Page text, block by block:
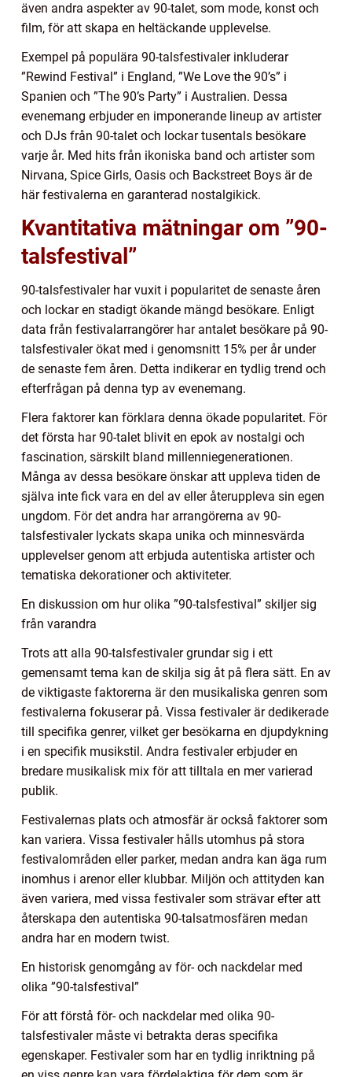
även andra aspekter av 90-talet, som mode, konst och
film, för att skapa en heltäckande upplevelse.
Exempel på populära 90-talsfestivaler inkluderar
”Rewind Festival” i England, ”We Love the 90’s” i
Spanien och ”The 90’s Party” i Australien. Dessa
evenemang erbjuder en imponerande lineup av artister
och DJs från 90-talet och lockar tusentals besökare
varje år. Med hits från ikoniska band och artister som
Nirvana, Spice Girls, Oasis och Backstreet Boys är de
här festivalerna en garanterad nostalgikick.
Kvantitativa mätningar om ”90-
talsfestival”
90-talsfestivaler har vuxit i popularitet de senaste åren
och lockar en stadigt ökande mängd besökare. Enligt
data från festivalarrangörer har antalet besökare på 90-
talsfestivaler ökat med i genomsnitt 15% per år under
de senaste fem åren. Detta indikerar en tydlig trend och
efterfrågan på denna typ av evenemang.
Flera faktorer kan förklara denna ökade popularitet. För
det första har 90-talet blivit en epok av nostalgi och
fascination, särskilt bland millenniegenerationen.
Många av dessa besökare önskar att uppleva tiden de
själva inte fick vara en del av eller återuppleva sin egen
ungdom. För det andra har arrangörerna av 90-
talsfestivaler lyckats skapa unika och minnesvärda
upplevelser genom att erbjuda autentiska artister och
tematiska dekorationer och aktiviteter.
En diskussion om hur olika ”90-talsfestival” skiljer sig
från varandra
Trots att alla 90-talsfestivaler grundar sig i ett
gemensamt tema kan de skilja sig åt på flera sätt. En av
de viktigaste faktorerna är den musikaliska genren som
festivalerna fokuserar på. Vissa festivaler är dedikerade
till specifika genrer, vilket ger besökarna en djupdykning
i en specifik musikstil. Andra festivaler erbjuder en
bredare musikalisk mix för att tilltala en mer varierad
publik.
Festivalernas plats och atmosfär är också faktorer som
kan variera. Vissa festivaler hålls utomhus på stora
festivalområden eller parker, medan andra kan äga rum
inomhus i arenor eller klubbar. Miljön och attityden kan
även variera, med vissa festivaler som strävar efter att
återskapa den autentiska 90-talsatmosfären medan
andra har en modern twist.
En historisk genomgång av för- och nackdelar med
olika ”90-talsfestival”
För att förstå för- och nackdelar med olika 90-
talsfestivaler måste vi betrakta deras specifika
egenskaper. Festivaler som har en tydlig inriktning på